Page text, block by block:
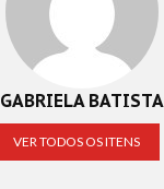
GABRIELA BATISTA
VER TODOS OS ITENS